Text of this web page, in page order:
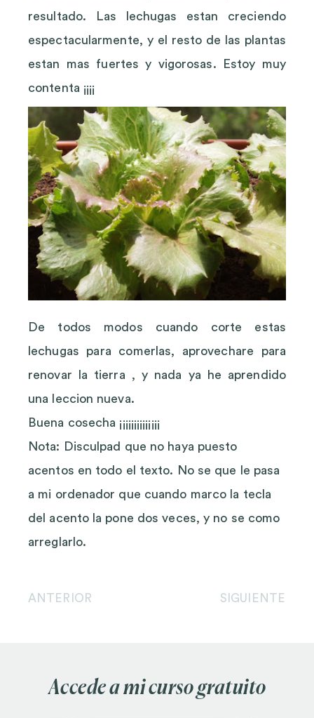
resultado. Las lechugas estan creciendo
espectacularmente, y el resto de las plantas
estan mas fuertes y vigorosas. Estoy muy
contenta ¡¡¡¡
De todos modos cuando corte estas
lechugas para comerlas, aprovechare para
renovar la tierra , y nada ya he aprendido
una leccion nueva.
Buena cosecha ¡¡¡¡¡¡¡¡¡¡¡¡¡¡
Nota: Disculpad que no haya puesto
acentos en todo el texto. No se que le pasa
a mi ordenador que cuando marco la tecla
del acento la pone dos veces, y no se como
arreglarlo.
ANTERIOR SIGUIENTE
Accede a mi curso gratuito